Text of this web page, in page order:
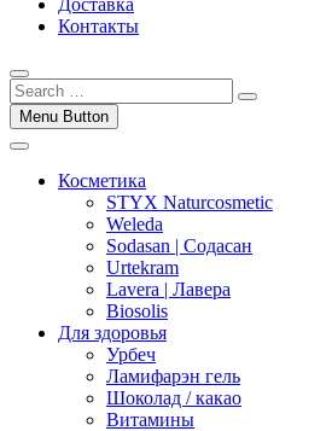
Доставка
Контакты
Menu Button
Косметика
STYX Naturcosmetic
Weleda
Sodasan | Содасан
Urtekram
Lavera | Лавера
Biosolis
Для здоровья
Урбеч
Ламифарэн гель
Шоколад / какао
Витамины